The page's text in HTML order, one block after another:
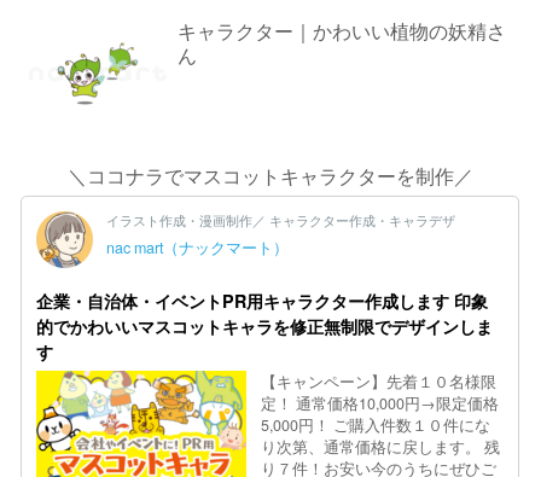
キャラクター｜かわいい植物の妖精さ
ん
＼ココナラでマスコットキャラクターを制作／